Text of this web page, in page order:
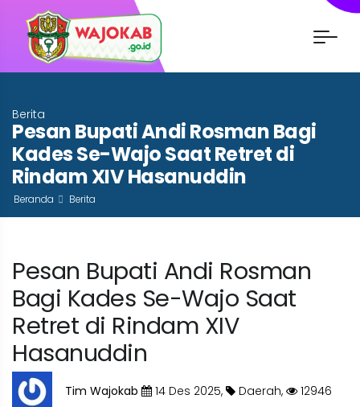
Berita
Pesan Bupati Andi Rosman Bagi
Kades Se-Wajo Saat Retret di
Rindam XIV Hasanuddin
Beranda Berita
Pesan Bupati Andi Rosman
Bagi Kades Se-Wajo Saat
Retret di Rindam XIV
Hasanuddin
Tim Wajokab 14 Des 2025, Daerah,
12946